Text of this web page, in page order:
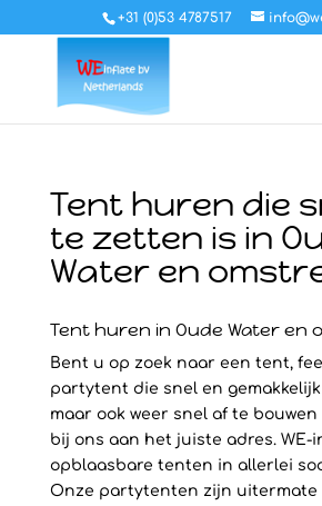
+31 (0)53 4787517
Tent huren die
te zetten is in
Water en
Tent huren in Oude Water en
Bent u op zoek naar een tent,
partytent die snel en
maar ook weer snel af te
bij ons aan het juiste adres. WE-
opblaasbare tenten in allerlei
Onze partytenten zijn uitermate